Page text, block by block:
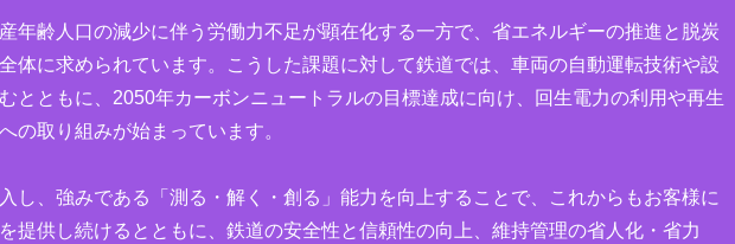
年齢人口の減少に伴う労働力不足が顕在化する一方で、省エネルギーの推進と脱炭
体に求められています。こうした課題に対して鉄道では、車両の自動運転技術や設
とともに、2050年カーボンニュートラルの目標達成に向け、回生電力の利用や再生
の取り組みが始まっています。
し、強みである「測る・解く・創る」能力を向上することで、これからもお客様に
提供し続けるとともに、鉄道の安全性と信頼性の向上、維持管理の省人化・省力